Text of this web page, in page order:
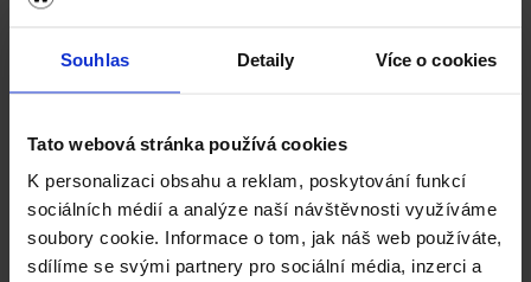
Souhlas Detaily Více o cookies
Tato webová stránka používá cookies
K personalizaci obsahu a reklam, poskytování funkcí
sociálních médií a analýze naší návštěvnosti využíváme
soubory cookie. Informace o tom, jak náš web používáte,
sdílíme se svými partnery pro sociální média, inzerci a